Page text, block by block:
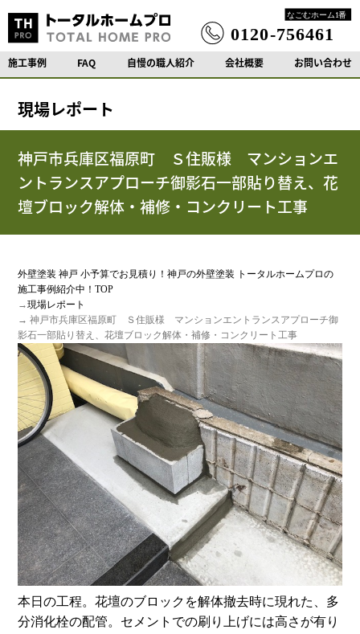
施工事例 FAQ 自慢の職人紹介 会社概要 お問い合わせ
現場レポート
神戸市兵庫区福原町 Ｓ住販様 マンションエ
ントランスアプローチ御影石一部貼り替え、花
壇ブロック解体・補修・コンクリート工事
外壁塗装 神戸 小予算でお見積り！神戸の外壁塗装 トータルホームプロの
施工事例紹介中！TOP
→現場レポート
→ 神戸市兵庫区福原町 Ｓ住販様 マンションエントランスアプローチ御
影石一部貼り替え、花壇ブロック解体・補修・コンクリート工事
本日の工程。花壇のブロックを解体撤去時に現れた、多
分消化栓の配管。セメントでの刷り上げには高さが有り